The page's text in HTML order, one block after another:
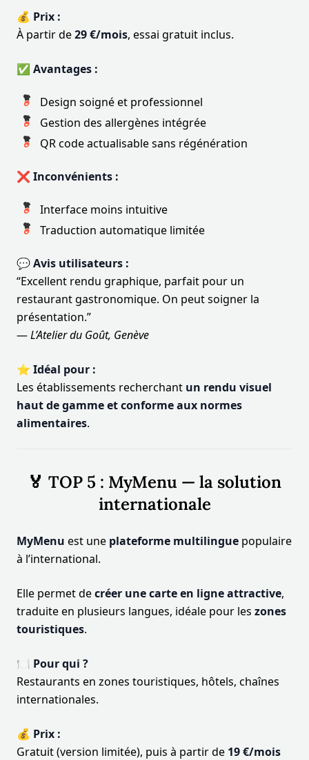
💰 Prix :
À partir de29 €/mois, essai gratuit inclus.
✅ Avantages :
Design soigné et professionnel
Gestion des allergènes intégrée
QR code actualisable sans régénération
❌ Inconvénients :
Interface moins intuitive
Traduction automatique limitée
💬 Avis utilisateurs :
“Excellent rendu graphique, parfait pour un
restaurant gastronomique. On peut soigner la
présentation.”
—L’Atelier du Goût, Genève
⭐ Idéal pour :
Les établissements recherchant un rendu visuel
haut de gamme et conforme aux normes
alimentaires.
🏅 TOP 5 : MyMenu — la solution
internationale
MyMenu est une plateforme multilingue populaire
à l’international.
Elle permet decréer une carte en ligne attractive,
traduite en plusieurs langues, idéale pour les zones
touristiques.
🍽️ Pour qui ?
Restaurants en zones touristiques, hôtels, chaînes
internationales.
💰 Prix :
Gratuit (version limitée), puis à partir de 19 €/mois